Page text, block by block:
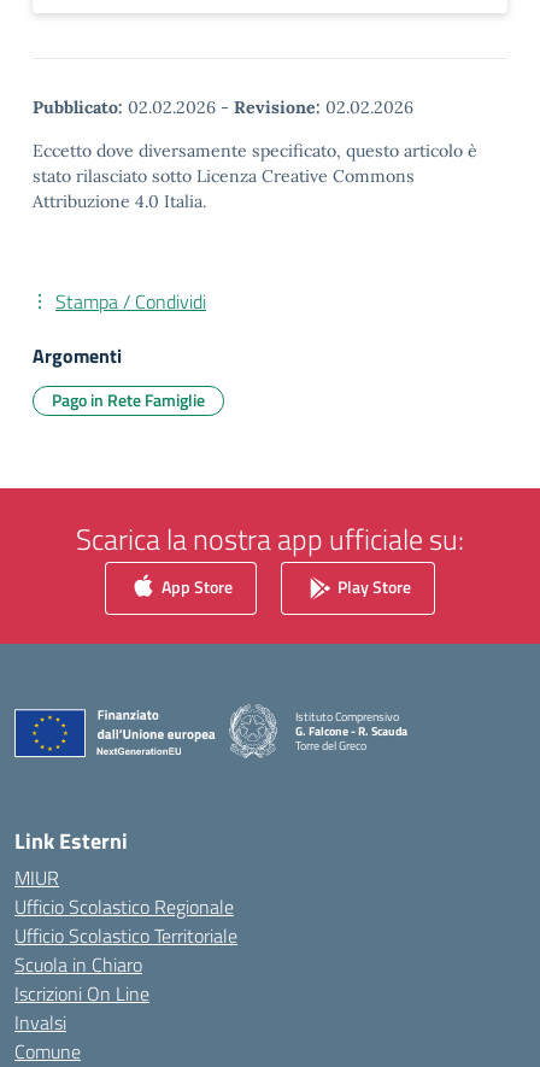
Pubblicato: 02.02.2026 - Revisione: 02.02.2026
Eccetto dove diversamente specificato, questo articolo è
stato rilasciato sotto Licenza Creative Commons
Attribuzione 4.0 Italia.
Stampa / Condividi
Argomenti
Pago in Rete Famiglie
Scarica la nostra app ufficiale su:
App Store Play Store
Istituto Comprensivo
G. Falcone - R. Scauda
Torre del Greco
Link Esterni
MIUR
Ufficio Scolastico Regionale
Ufficio Scolastico Territoriale
Scuola in Chiaro
Iscrizioni On Line
Invalsi
Comune